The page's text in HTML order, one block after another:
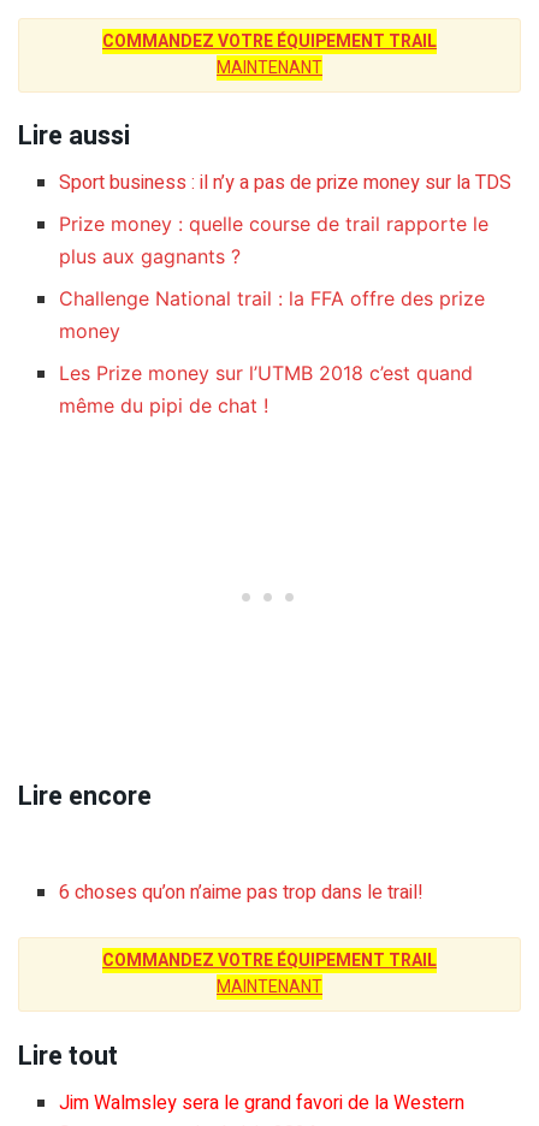
COMMANDEZ VOTRE ÉQUIPEMENT TRAIL
MAINTENANT
Lire aussi
Sport business : il n’y a pas de prize money sur la TDS
Prize money : quelle course de trail rapporte le
plus aux gagnants ?
Challenge National trail : la FFA offre des prize
money
Les Prize money sur l’UTMB 2018 c’est quand
même du pipi de chat !
Lire encore
6 choses qu’on n’aime pas trop dans le trail!
COMMANDEZ VOTRE ÉQUIPEMENT TRAIL
MAINTENANT
Lire tout
Jim Walmsley sera le grand favori de la Western